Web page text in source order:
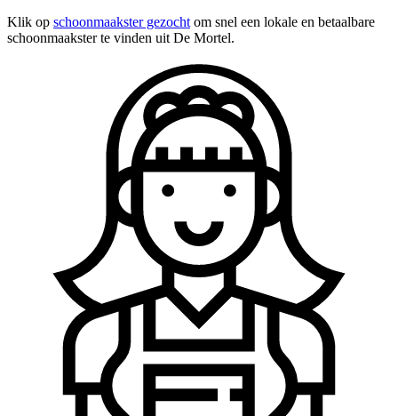
Klik op schoonmaakster gezocht om snel een lokale en betaalbare
schoonmaakster te vinden uit De Mortel.